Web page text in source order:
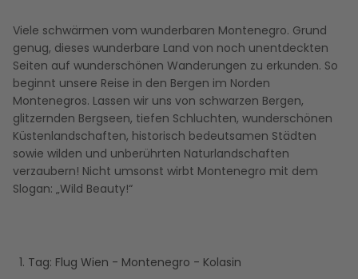
Viele schwärmen vom wunderbaren Montenegro. Grund
genug, dieses wunderbare Land von noch unentdeckten
Seiten auf wunderschönen Wanderungen zu erkunden. So
beginnt unsere Reise in den Bergen im Norden
Montenegros. Lassen wir uns von schwarzen Bergen,
glitzernden Bergseen, tiefen Schluchten, wunderschönen
Küstenlandschaften, historisch bedeutsamen Städten
sowie wilden und unberührten Naturlandschaften
verzaubern! Nicht umsonst wirbt Montenegro mit dem
Slogan: „Wild Beauty!“
1. Tag: Flug Wien - Montenegro - Kolasin